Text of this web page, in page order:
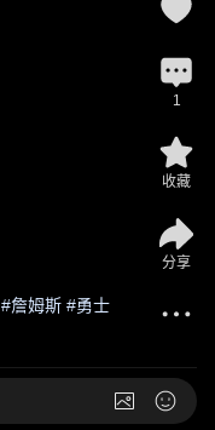
#詹姆斯 #勇士
1
收藏
分享